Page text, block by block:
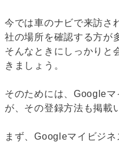
今では車のナビで来訪さ
社の場所を確認する方が
そんなときにしっかりと
きましょう。
そのためには、Google
が、その登録方法も掲載
まず、Googleマイビジ